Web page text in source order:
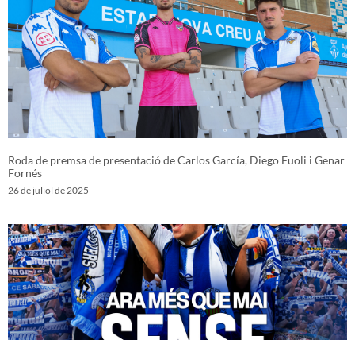
Roda de premsa de presentació de Carlos García, Diego Fuoli i Genar
Fornés
26 de juliol de 2025